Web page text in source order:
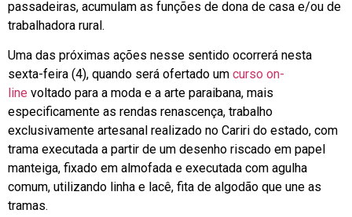
passadeiras, acumulam as funções de dona de casa e/ou de
trabalhadora rural.
Uma das próximas ações nesse sentido ocorrerá nesta
sexta-feira (4), quando será ofertado um curso on-
line voltado para a moda e a arte paraibana, mais
especificamente as rendas renascença, trabalho
exclusivamente artesanal realizado no Cariri do estado, com
trama executada a partir de um desenho riscado em papel
manteiga, fixado em almofada e executada com agulha
comum, utilizando linha e lacê, fita de algodão que une as
tramas.